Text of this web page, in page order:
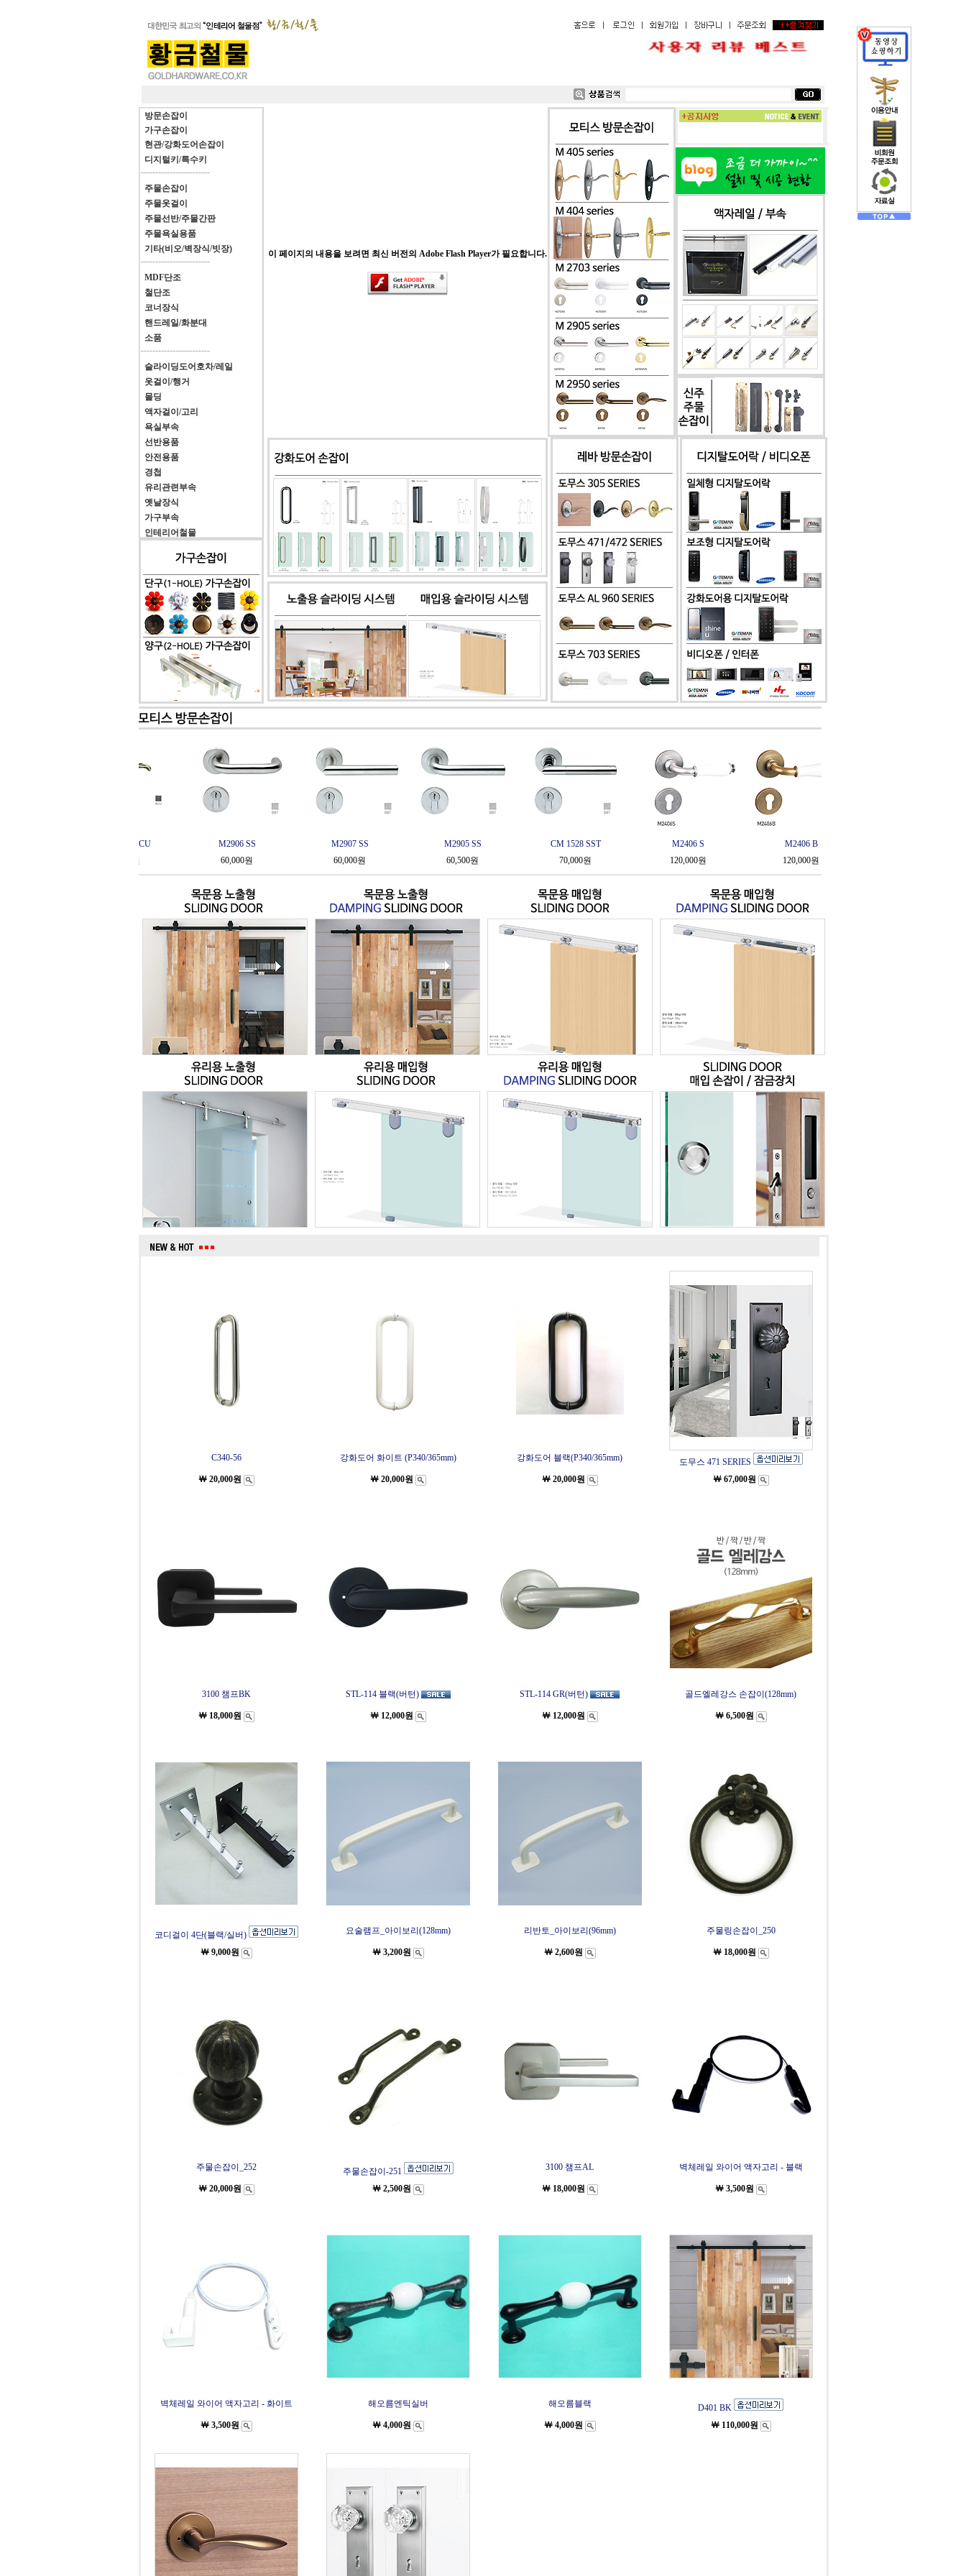
방문손잡이
가구손잡이
현관/강화도어손잡이
디지털키/특수키
------------------------
주물손잡이
주물옷걸이
주물선반/주물간판
주물욕실용품
기타(비오/벽장식/빗장)
------------------------
MDF단조
철단조
코너장식
핸드레일/화분대
소품
------------------------
슬라이딩도어호차/레일
옷걸이/행거
몰딩
액자걸이/고리
욕실부속
선반용품
안전용품
경첩
유리관련부속
옛날장식
가구부속
인테리어철물
이 페이지의 내용을 보려면 최신 버전의 Adobe Flash Player가 필요합니다.
M2906 SS
M2907 SS
M2905 SS
CM 1528 SST
M2406 S
C340-56
￦ 20,000원
강화도어 화이트 (P340/365mm)
￦ 20,000원
강화도어 블랙(P340/365mm)
￦ 20,000원
도무스 471 SERIES
￦ 67,000원
3100 챔프BK
￦ 18,000원
STL-114 블랙(버턴)
￦ 12,000원
STL-114 GR(버턴)
￦ 12,000원
골드엘레강스 손잡이(128mm)
￦ 6,500원
코디걸이 4단(블랙/실버)
￦ 9,000원
요술램프_아이보리(128mm)
￦ 3,200원
리반토_아이보리(96mm)
￦ 2,600원
주물링손잡이_250
￦ 18,000원
주물손잡이_252
￦ 20,000원
주물손잡이-251
￦ 2,500원
3100 챔프AL
￦ 18,000원
벽체레일 와이어 액자고리 - 블랙
￦ 3,500원
벽체레일 와이어 액자고리 - 화이트
￦ 3,500원
해오름엔틱실버
￦ 4,000원
해오름블랙
￦ 4,000원
D401 BK
￦ 110,000원